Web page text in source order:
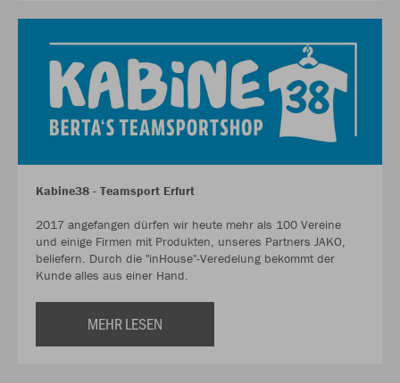
Kabine38 - Teamsport Erfurt
2017 angefangen dürfen wir heute mehr als 100 Vereine
und einige Firmen mit Produkten, unseres Partners JAKO,
beliefern. Durch die "inHouse"-Veredelung bekommt der
Kunde alles aus einer Hand.
MEHR LESEN